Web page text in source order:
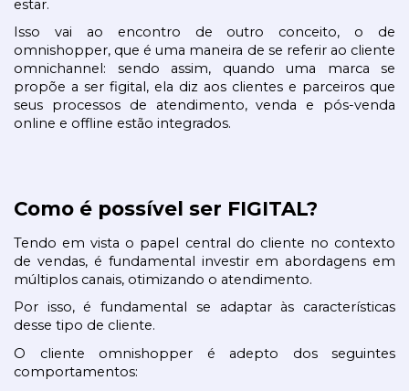
estar.
Isso vai ao encontro de outro conceito, o de
omnishopper, que é uma maneira de se referir ao cliente
omnichannel: sendo assim, quando uma marca se
propõe a ser figital, ela diz aos clientes e parceiros que
seus processos de atendimento, venda e pós-venda
online e offline estão integrados.
Como é possível ser FIGITAL?
Tendo em vista o papel central do cliente no contexto
de vendas, é fundamental investir em abordagens em
múltiplos canais, otimizando o atendimento.
Por isso, é fundamental se adaptar às características
desse tipo de cliente.
O cliente omnishopper é adepto dos seguintes
comportamentos: